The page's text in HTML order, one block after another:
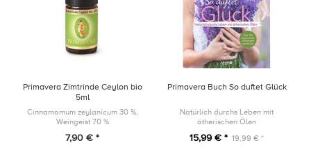
Primavera Zimtrinde Ceylon bio
5ml
Cinnamomum zeylanicum 30 %,
Weingeist 70 %
7,90 € *
Primavera Buch So duftet Glück
Natürlich durchs Leben mit
ätherischen Ölen
15,99 € * 19,99 € *